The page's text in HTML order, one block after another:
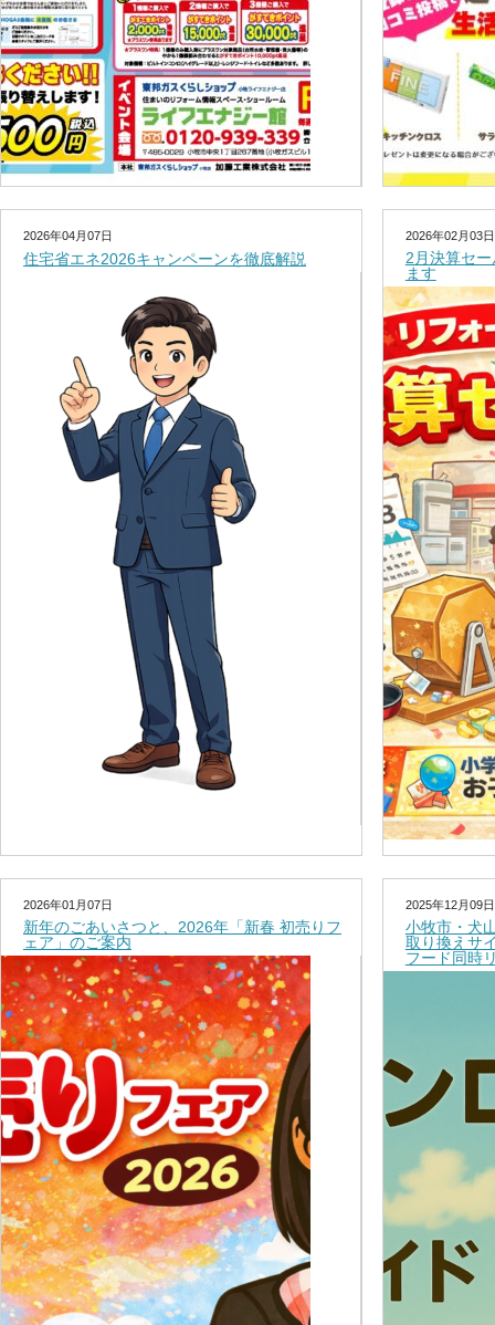
2026年04月07日
住宅省エネ2026キャンペーンを徹底解説
2026年02月03日
2月決算セ
ます
2026年01月07日
新年のごあいさつと、2026年「新春 初売りフ
ェア」のご案内
2025年12月09日
小牧市・犬
取り換えサ
フード同時